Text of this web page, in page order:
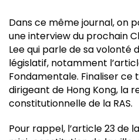
Dans ce même journal, on
une interview du prochain
Lee qui parle de sa volonté
législatif, notamment
Fondamentale. Finaliser ce
dirigeant de Hong Kong, la
constitutionnelle de la RAS.
Pour rappel, l’article 23 de